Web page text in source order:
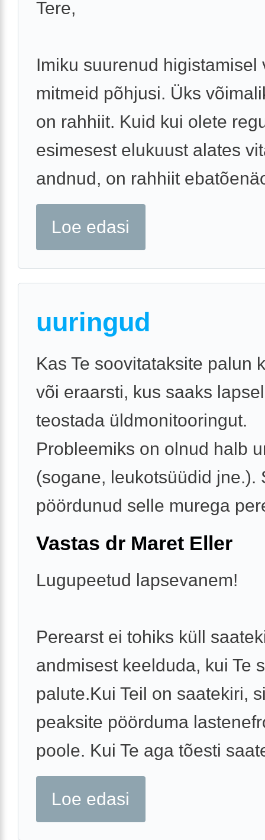
Tere,
Imiku suurenud higistamisel
mitmeid põhjusi. Üks
on rahhiit. Kuid kui olete
esimesest elukuust alates
andnud, on rahhiit
Loe edasi
uuringud
Kas Te soovitataksite palun
või eraarsti, kus saaks
teostada üldmonitooringut.
Probleemiks on olnud halb
(sogane, leukotsüüdid jne.).
pöördunud selle murega
Vastas dr Maret Eller
Lugupeetud lapsevanem!
Perearst ei tohiks küll
andmisest keelduda, kui Te
palute.Kui Teil on saatekiri,
peaksite pöörduma
poole. Kui Te aga tõesti
Loe edasi